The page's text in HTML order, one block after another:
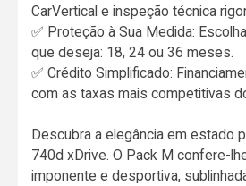
CarVertical e inspeção técnica
✅ Proteção à Sua Medida:
que deseja: 18, 24 ou 36 meses.
✅ Crédito Simplificado:
com as taxas mais competitivas
Descubra a elegância em estado
740d xDrive. O Pack M confere-
imponente e desportiva,